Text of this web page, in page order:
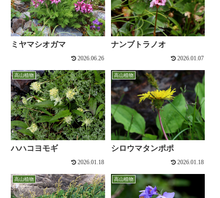
ミヤマシオガマ
2026.06.26
ナンブトラノオ
2026.01.07
高山植物
ハハコヨモギ
2026.01.18
高山植物
シロウマタンポポ
2026.01.18
高山植物 高山植物